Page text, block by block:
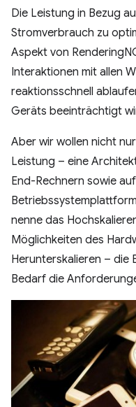
Die Leistung in Bezug
Stromverbrauch zu
Aspekt von
Interaktionen mit allen
reaktionsschnell
Geräts beeinträchtigt
Aber wir wollen nicht
Leistung – eine
End-Rechnern sowie
nenne das
Möglichkeiten des
Herunterskalieren – die
Bedarf die